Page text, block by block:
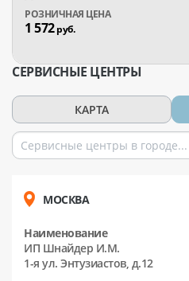
1 572руб.
СЕРВИСНЫЕ ЦЕНТРЫ
КАРТА
МОСКВА
Наименование
ИП Шнайдер И.М.
1-я ул. Энтузиастов, д.12